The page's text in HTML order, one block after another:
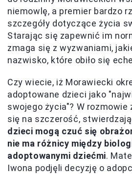
niemowlę, a premier bardzo
szczegóły dotyczące życia
Starając się zapewnić im
zmaga się z wyzwaniami,
nazwisko, które obiło się
Czy wiecie, iż Morawiecki
adoptowane dzieci jako
swojego życia"? W rozmowie
się na szczerość,
dzieci mogą czuć się
nie ma różnicy między
adoptowanymi dziećmi.
Iwona podjęli decyzję o